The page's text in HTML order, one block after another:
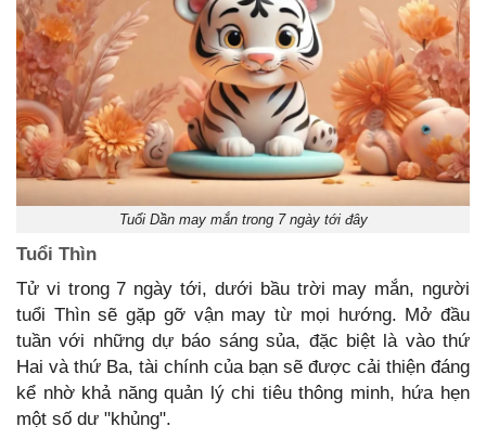
Tuổi Dần may mắn trong 7 ngày tới đây
Tuổi Thìn
Tử vi trong 7 ngày tới, dưới bầu trời may mắn, người
tuổi Thìn sẽ gặp gỡ vận may từ mọi hướng. Mở đầu
tuần với những dự báo sáng sủa, đặc biệt là vào thứ
Hai và thứ Ba, tài chính của bạn sẽ được cải thiện đáng
kể nhờ khả năng quản lý chi tiêu thông minh, hứa hẹn
một số dư "khủng".